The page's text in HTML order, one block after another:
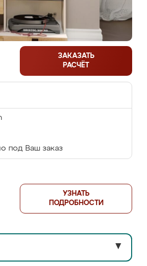
ЗАКАЗАТЬ
РАСЧЁТ
под Ваш заказ
УЗНАТЬ
ПОДРОБНОСТИ
▼